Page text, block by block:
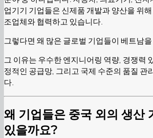
업기기 기업들은 신제품 개발과 양산을 위
조업체와 협력하고 있습니다.
그렇다면 왜 많은 글로벌 기업들이 베트남
그 이유는 우수한 엔지니어링 역량, 경쟁력
정적인 공급망, 그리고 국제 수준의 품질 관
다.
왜 기업들은 중국 외의 생산
있을까요?